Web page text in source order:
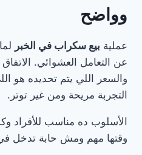
وواضح
عملية بيع سكراب في الخبر
عن التعامل العشوائي. الاتفاق
والسعر اللي يتم تحديده هو
التجربة مريحة ومن غير توتر.
الأسلوب ده مناسب للأفراد
وقتها مهم ومش حابة تدخل